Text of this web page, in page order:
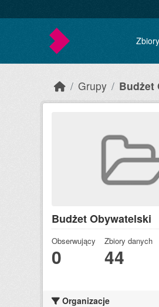
Grupy Budżet
Budżet Obywatelski
Obserwujący
0
Zbiory danych
44
Organizacje